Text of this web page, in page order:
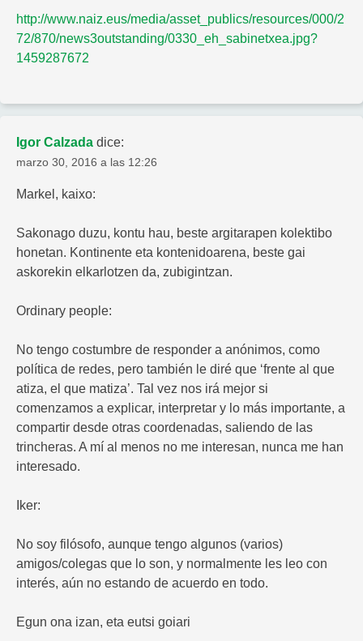
http://www.naiz.eus/media/asset_publics/resources/000/2
72/870/news3outstanding/0330_eh_sabinetxea.jpg?
1459287672
Igor Calzada dice:
marzo 30, 2016 a las 12:26
Markel, kaixo:
Sakonago duzu, kontu hau, beste argitarapen kolektibo
honetan. Kontinente eta kontenidoarena, beste gai
askorekin elkarlotzen da, zubigintzan.
Ordinary people:
No tengo costumbre de responder a anónimos, como
política de redes, pero también le diré que ‘frente al que
atiza, el que matiza’. Tal vez nos irá mejor si
comenzamos a explicar, interpretar y lo más importante, a
compartir desde otras coordenadas, saliendo de las
trincheras. A mí al menos no me interesan, nunca me han
interesado.
Iker:
No soy filósofo, aunque tengo algunos (varios)
amigos/colegas que lo son, y normalmente les leo con
interés, aún no estando de acuerdo en todo.
Egun ona izan, eta eutsi goiari